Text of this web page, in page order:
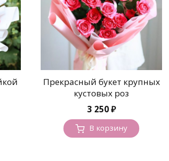
Прекрасный букет крупных
кустовых роз
3 250₽
В корзину